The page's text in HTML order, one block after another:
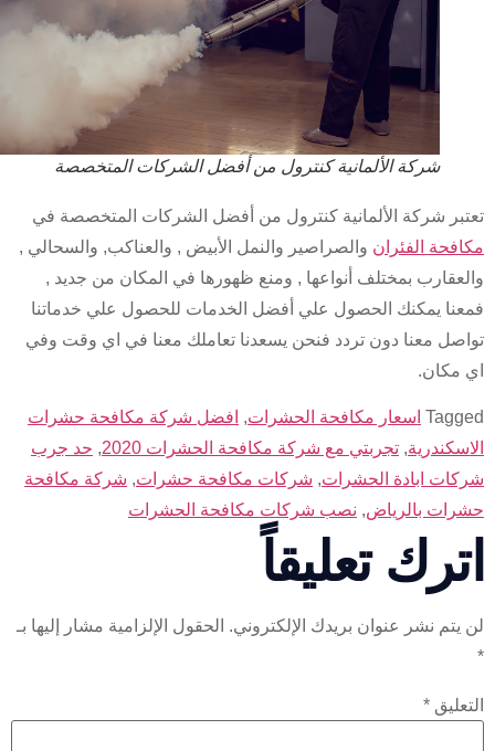
شركة الألمانية كنترول من أفضل الشركات المتخصصة
شركة الألمانية كنترول من أفضل الشركات المتخصصة في
الفئرانوالصراصير والنمل الأبيض , والعناكب, والسحالي ,
بمختلف أنواعها , ومنع ظهورها في المكان من جديد ,
يمكنك الحصول علي أفضل الخدمات للحصول علي خدماتنا
معنا دون تردد فنحن يسعدنا تعاملك معنا في اي وقت وفي
اسعار مكافحة الحشرات, افضل شركة مكافحة حشرات
,تجربتي مع شركة مكافحة الحشرات 2020 ,حد جرب
ابادة الحشرات, شركات مكافحة حشرات, شركة مكافحة
بالرياض ,نصب شركات مكافحة الحشرات
تعليقاً
نشر عنوان بريدك الإلكتروني. الحقول الإلزامية مشار إليها بـ
*